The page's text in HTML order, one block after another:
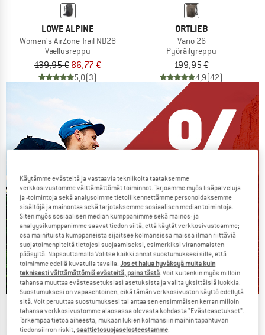
LOWE ALPINE
Women's AirZone Trail ND28
Vaellusreppu
139,95 € 86,77 €
5,0(3)
ORTLIEB
Vario 26
Pyöräilyreppu
199,95 €
4,9(42)
Our summer sale enters its next
phase
Käytämme evästeitä ja vastaavia tekniikoita taataksemme
verkkosivustomme välttämättömät toiminnot. Tarjoamme myös lisäpalveluja
ja -toimintoja sekä analysoimme tietoliikennettämme personoidaksemme
sisältöjä ja mainontaa sekä tarjotaksemme sosiaalisen median toimintoja.
Siten myös sosiaalisen median kumppanimme sekä mainos- ja
analyysikumppanimme saavat tiedon siitä, että käytät verkkosivustoamme;
osa mainituista kumppaneista sijaitsee kolmansissa maissa ilman riittäviä
suojatoimenpiteitä tietojesi suojaamiseksi, esimerkiksi viranomaisten
pääsyltä. Napsauttamalla Valitse kaikki annat suostumuksesi sille, että
toimimme edellä kuvatulla tavalla.Jos et halua hyväksyä muita kuin
teknisesti välttämättömiä evästeitä, paina tästä. Voit kuitenkin myös milloin
tahansa muuttaa evästeasetuksiasi asetuksista ja valita yksittäisiä luokkia.
Suostumuksesi on vapaaehtoinen, eikä tämän verkkosivuston käyttö edellytä
sitä. Voit peruuttaa suostumuksesi tai antaa sen ensimmäisen kerran milloin
tahansa verkkosivustomme alaosassa olevasta kohdasta ”Evästeasetukset”.
Tarkempaa tietoa aiheesta, mukaan lukien kolmansiin maihin tapahtuvan
tiedonsiirron riskit,saattietosuojaselosteestamme.